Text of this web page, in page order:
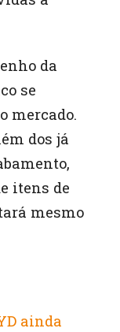
da
se
mercado.
dos já
itens de
mesmo
ainda